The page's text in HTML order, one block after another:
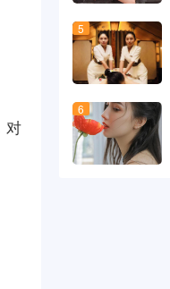
对
5
6